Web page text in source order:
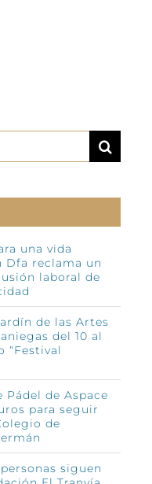
una vida
Dfa reclama un
laboral de
de las Artes
del 10 al
“Festival
Pádel de Aspace
para seguir
de
siguen